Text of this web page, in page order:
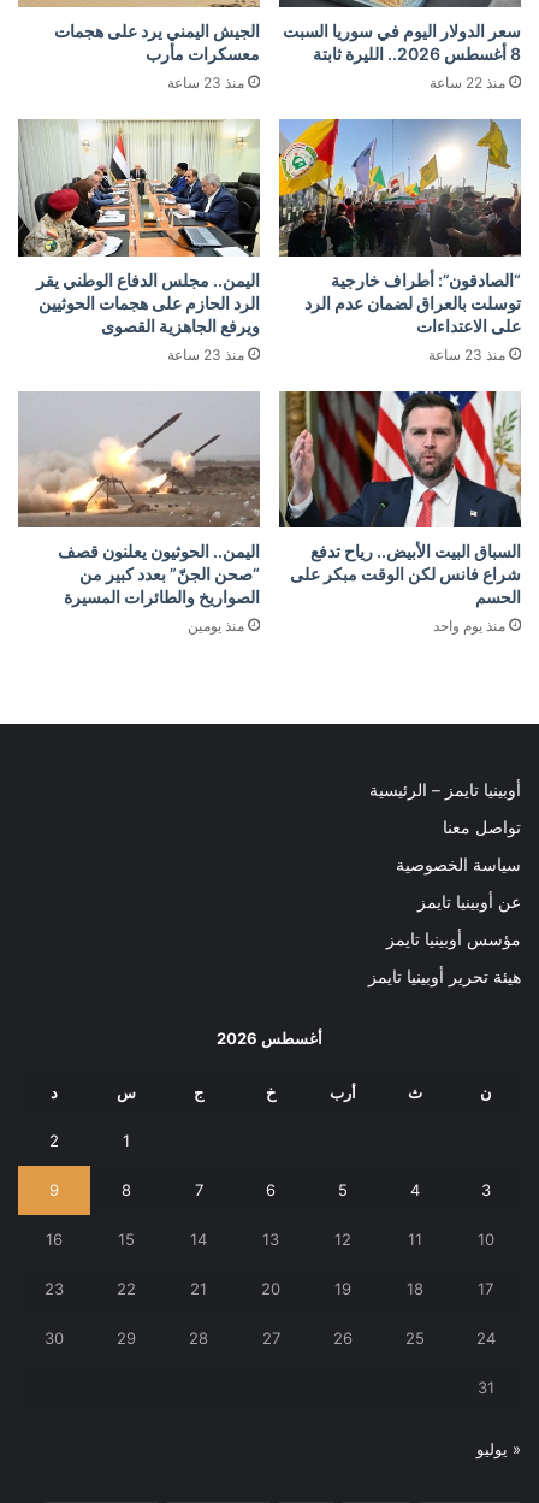
سعر الدولار اليوم في سوريا السبت
8 أغسطس 2026.. الليرة ثابتة
منذ 22 ساعة
الجيش اليمني يرد على هجمات
معسكرات مأرب
منذ 23 ساعة
“الصادقون”: أطراف خارجية
توسلت بالعراق لضمان عدم الرد
على الاعتداءات
منذ 23 ساعة
اليمن.. مجلس الدفاع الوطني يقر
الرد الحازم على هجمات الحوثيين
ويرفع الجاهزية القصوى
منذ 23 ساعة
السباق البيت الأبيض.. رياح تدفع
شراع فانس لكن الوقت مبكر على
الحسم
منذ يوم واحد
اليمن.. الحوثيون يعلنون قصف
“صحن الجنّ” بعدد كبير من
الصواريخ والطائرات المسيرة
منذ يومين
أوبينيا تايمز – الرئيسية
تواصل معنا
سياسة الخصوصية
عن أوبينيا تايمز
مؤسس أوبينيا تايمز
هيئة تحرير أوبينيا تايمز
أغسطس 2026
ن ث أرب خ ج س د
1
2
3
4
5
6
7
8
9
10
11
12
13
14
15
16
17
18
19
20
21
22
23
24
25
26
27
28
29
30
31
« يوليو